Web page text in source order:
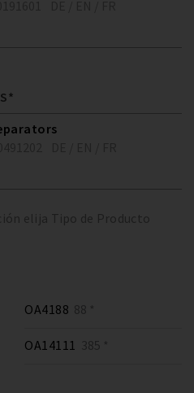
elija Tipo de Producto
OA4188 88 *
OA14111 385 *